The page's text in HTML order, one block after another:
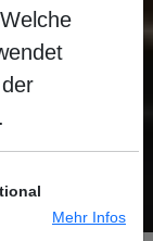
Mehr Infos